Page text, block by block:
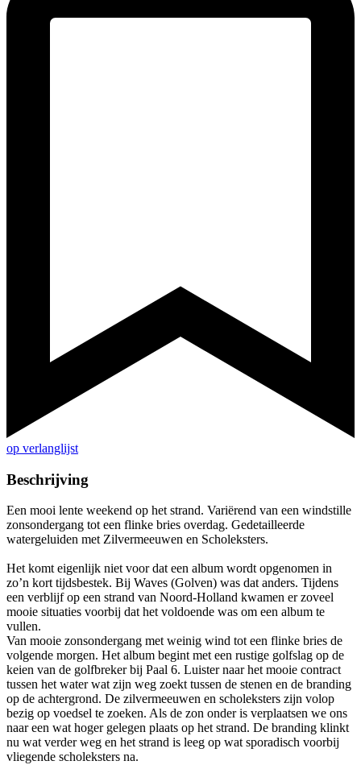
op verlanglijst
Beschrijving
Een mooi lente weekend op het strand. Variërend van een windstille
zonsondergang tot een flinke bries overdag. Gedetailleerde
watergeluiden met Zilvermeeuwen en Scholeksters.
Het komt eigenlijk niet voor dat een album wordt opgenomen in
zo’n kort tijdsbestek. Bij Waves (Golven) was dat anders. Tijdens
een verblijf op een strand van Noord-Holland kwamen er zoveel
mooie situaties voorbij dat het voldoende was om een album te
vullen.
Van mooie zonsondergang met weinig wind tot een flinke bries de
volgende morgen. Het album begint met een rustige golfslag op de
keien van de golfbreker bij Paal 6. Luister naar het mooie contract
tussen het water wat zijn weg zoekt tussen de stenen en de branding
op de achtergrond. De zilvermeeuwen en scholeksters zijn volop
bezig op voedsel te zoeken. Als de zon onder is verplaatsen we ons
naar een wat hoger gelegen plaats op het strand. De branding klinkt
nu wat verder weg en het strand is leeg op wat sporadisch voorbij
vliegende scholeksters na.